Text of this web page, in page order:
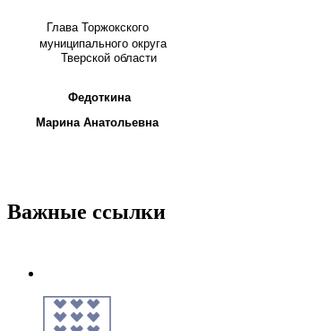
Глава Торжокского
муниципального округа
Тверской области
Федоткина
Марина Анатольевна
Важные ссылки